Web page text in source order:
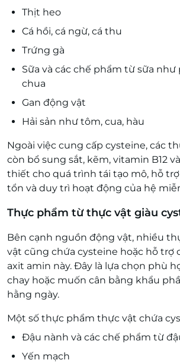
Thịt heo
Cá hồi, cá ngừ, cá thu
Trứng gà
Sữa và các chế phẩm từ sữa như
chua
Gan động vật
Hải sản như tôm, cua, hàu
Ngoài việc cung cấp cysteine, các
còn bổ sung sắt, kẽm, vitamin B12
thiết cho quá trình tái tạo mô, hỗ
tổn và duy trì hoạt động của hệ
Thực phẩm từ thực vật giàu
Bên cạnh nguồn động vật, nhiều
vật cũng chứa cysteine hoặc hỗ trợ
axit amin này. Đây là lựa chọn phù
chay hoặc muốn cân bằng khẩu
hằng ngày.
Một số thực phẩm thực vật chứa
Đậu nành và các chế phẩm từ
Yến mạch